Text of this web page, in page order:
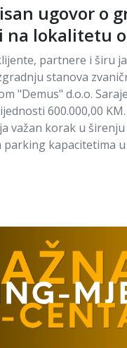
ugovor o
na lokalitetu
partnere i širu
stanova
"Demus" d.o.o.
600.000,00 KM.
važan korak u
kapacitetima